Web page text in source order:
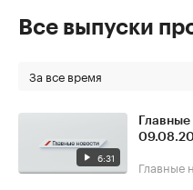
Все выпуски
За все время
6:31 Главные